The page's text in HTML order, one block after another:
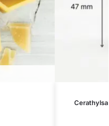
Cerathylsa